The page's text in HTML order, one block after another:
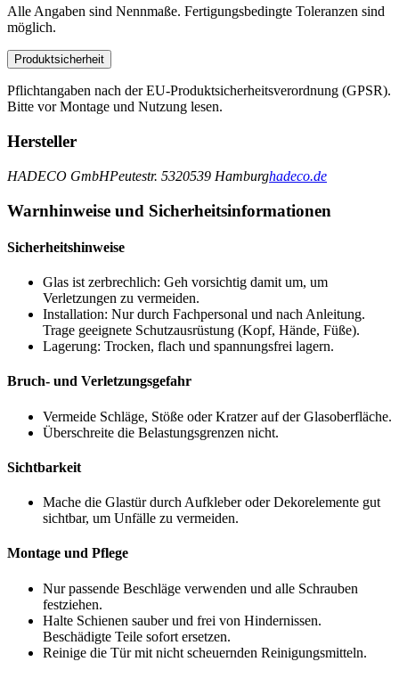
Alle Angaben sind Nennmaße. Fertigungsbedingte Toleranzen sind
möglich.
Produktsicherheit
Pflichtangaben nach der EU-Produktsicherheitsverordnung (GPSR).
Bitte vor Montage und Nutzung lesen.
Hersteller
HADECO GmbHPeutestr. 5320539 Hamburghadeco.de
Warnhinweise und Sicherheitsinformationen
Sicherheitshinweise
Glas ist zerbrechlich: Geh vorsichtig damit um, um
Verletzungen zu vermeiden.
Installation: Nur durch Fachpersonal und nach Anleitung.
Trage geeignete Schutzausrüstung (Kopf, Hände, Füße).
Lagerung: Trocken, flach und spannungsfrei lagern.
Bruch- und Verletzungsgefahr
Vermeide Schläge, Stöße oder Kratzer auf der Glasoberfläche.
Überschreite die Belastungsgrenzen nicht.
Sichtbarkeit
Mache die Glastür durch Aufkleber oder Dekorelemente gut
sichtbar, um Unfälle zu vermeiden.
Montage und Pflege
Nur passende Beschläge verwenden und alle Schrauben
festziehen.
Halte Schienen sauber und frei von Hindernissen.
Beschädigte Teile sofort ersetzen.
Reinige die Tür mit nicht scheuernden Reinigungsmitteln.